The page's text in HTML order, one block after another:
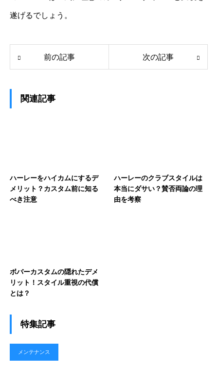
遂げるでしょう。
前の記事 次の記事
関連記事
ハーレーをハイカムにするデ
メリット？カスタム前に知る
べき注意
ハーレーのクラブスタイルは
本当にダサい？賛否両論の理
由を考察
ボバーカスタムの隠れたデメ
リット！スタイル重視の代償
とは？
特集記事
メンテナンス